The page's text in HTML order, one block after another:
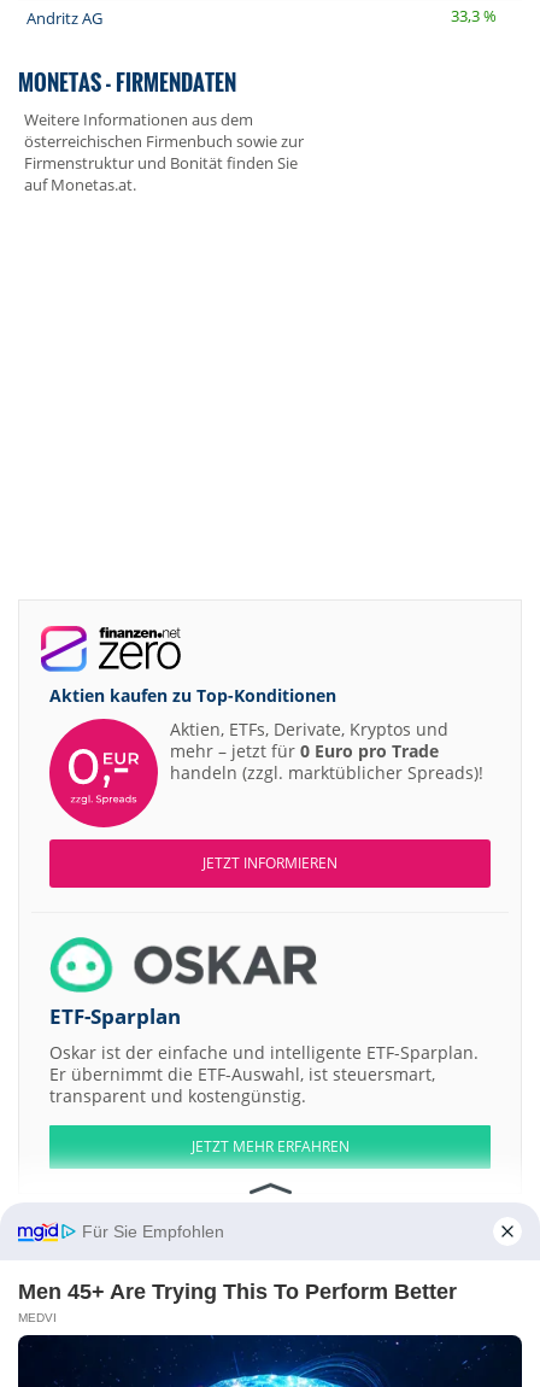
Andritz AG
33,3 %
MONETAS - FIRMENDATEN
Weitere Informationen aus dem
österreichischen Firmenbuch sowie zur
Firmenstruktur und Bonität finden Sie
aufMonetas.at.
Aktien kaufen zu Top-Konditionen
Aktien, ETFs, Derivate, Kryptos und
mehr – jetzt für 0 Euro pro Trade
handeln (zzgl. marktüblicher Spreads)!
JETZT INFORMIEREN
ETF-Sparplan
Oskar ist der einfache und intelligente ETF-Sparplan.
Er übernimmt die ETF-Auswahl, ist steuersmart,
transparent und kostengünstig.
JETZT MEHR ERFAHREN
Aktien ATX DAX EuroStoxx 50 Dow Jones NASDAQ 100 Nikkei 225
Weitere Aktien:
cash.medien
Clarins Smith International Reed Elsevier Sogecable
Für Sie Empfohlen
Men 45+ Are Trying This To Perform Better
MEDVI